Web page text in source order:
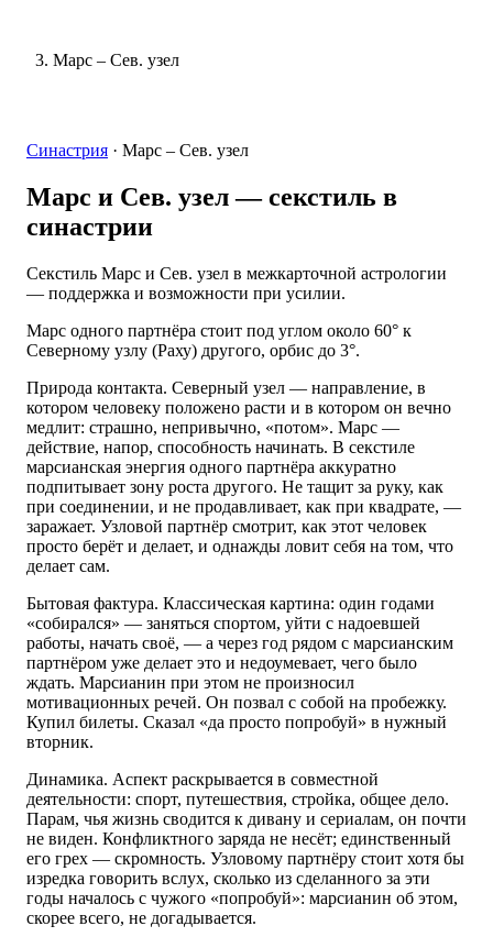
Марс – Сев. узел
Синастрия · Марс – Сев. узел
Марс и Сев. узел— секстиль в
синастрии
Секстиль Марс и Сев. узел в межкарточной астрологии
— поддержка и возможности при усилии.
Марс одного партнёра стоит под углом около 60° к
Северному узлу (Раху) другого, орбис до 3°.
Природа контакта. Северный узел — направление, в
котором человеку положено расти и в котором он вечно
медлит: страшно, непривычно, «потом». Марс —
действие, напор, способность начинать. В секстиле
марсианская энергия одного партнёра аккуратно
подпитывает зону роста другого. Не тащит за руку, как
при соединении, и не продавливает, как при квадрате, —
заражает. Узловой партнёр смотрит, как этот человек
просто берёт и делает, и однажды ловит себя на том, что
делает сам.
Бытовая фактура. Классическая картина: один годами
«собирался» — заняться спортом, уйти с надоевшей
работы, начать своё, — а через год рядом с марсианским
партнёром уже делает это и недоумевает, чего было
ждать. Марсианин при этом не произносил
мотивационных речей. Он позвал с собой на пробежку.
Купил билеты. Сказал «да просто попробуй» в нужный
вторник.
Динамика. Аспект раскрывается в совместной
деятельности: спорт, путешествия, стройка, общее дело.
Парам, чья жизнь сводится к дивану и сериалам, он почти
не виден. Конфликтного заряда не несёт; единственный
его грех — скромность. Узловому партнёру стоит хотя бы
изредка говорить вслух, сколько из сделанного за эти
годы началось с чужого «попробуй»: марсианин об этом,
скорее всего, не догадывается.